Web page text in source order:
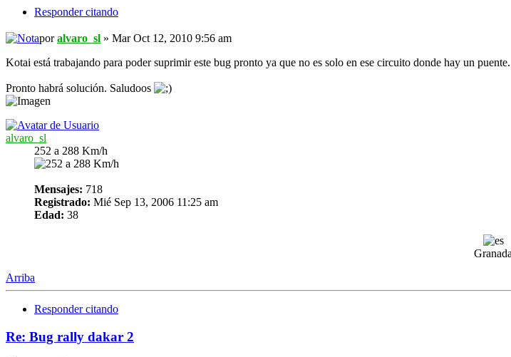
Responder citando
poralvaro_sl » Mar Oct 12, 2010 9:56 am
Kotai está trabajando para poder suprimir este bug pronto ya que no es solo en ese circuito donde hay un puente.
Pronto habrá solución. Saludoos
alvaro_sl
252 a 288 Km/h
Mensajes: 718
Registrado: Mié Sep 13, 2006 11:25 am
Edad: 38
Granada
Arriba
Responder citando
Re: Bug rally dakar 2